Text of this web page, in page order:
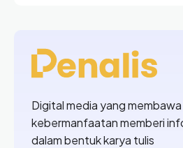
Digital media yang
kebermanfaatan memberi
dalam bentuk karya tulis